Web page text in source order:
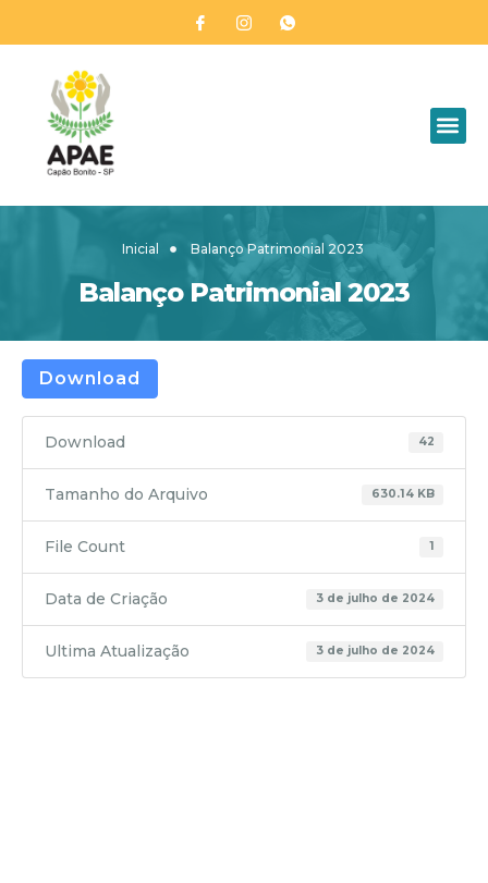
Inicial Balanço Patrimonial 2023
Balanço Patrimonial 2023
Download
Download 42
Tamanho do Arquivo 630.14 KB
File Count 1
Data de Criação 3 de julho de 2024
Ultima Atualização 3 de julho de 2024